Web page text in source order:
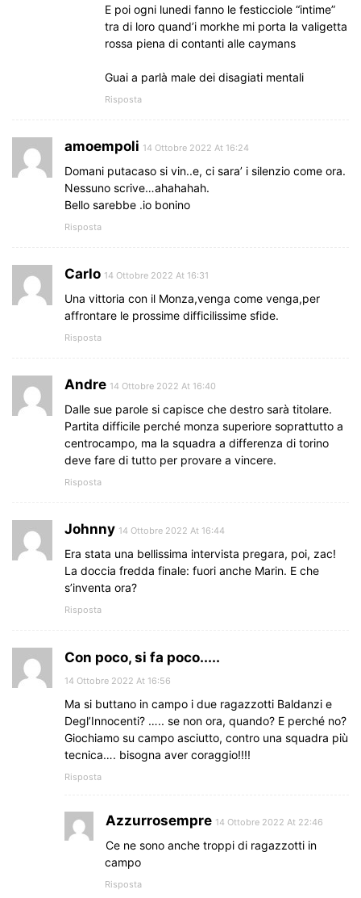
E poi ogni lunedi fanno le festicciole “intime”
tra di loro quand’i morkhe mi porta la valigetta
rossa piena di contanti alle caymans
Guai a parlà male dei disagiati mentali
Risposta
amoempoli 14 Ottobre 2022 At 16:24
Domani putacaso si vin..e, ci sara’ i silenzio come ora.
Nessuno scrive…ahahahah.
Bello sarebbe .io bonino
Risposta
Carlo 14 Ottobre 2022 At 16:31
Una vittoria con il Monza,venga come venga,per
affrontare le prossime difficilissime sfide.
Risposta
Andre 14 Ottobre 2022 At 16:40
Dalle sue parole si capisce che destro sarà titolare.
Partita difficile perché monza superiore soprattutto a
centrocampo, ma la squadra a differenza di torino
deve fare di tutto per provare a vincere.
Risposta
Johnny 14 Ottobre 2022 At 16:44
Era stata una bellissima intervista pregara, poi, zac!
La doccia fredda finale: fuori anche Marin. E che
s’inventa ora?
Risposta
Con poco, si fa poco.....
14 Ottobre 2022 At 16:56
Ma si buttano in campo i due ragazzotti Baldanzi e
Degl’Innocenti? ….. se non ora, quando? E perché no?
Giochiamo su campo asciutto, contro una squadra più
tecnica…. bisogna aver coraggio!!!!
Risposta
Azzurrosempre 14 Ottobre 2022 At 22:46
Ce ne sono anche troppi di ragazzotti in
campo
Risposta